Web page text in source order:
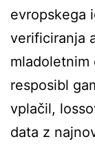
evropskega
verificiranja
mladoletnim
resposibl
vplačil,
data z